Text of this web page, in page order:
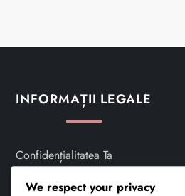
INFORMAȚII LEGALE
Confidențialitatea Ta
Ia Legătura Cu Noi
We respect your privacy